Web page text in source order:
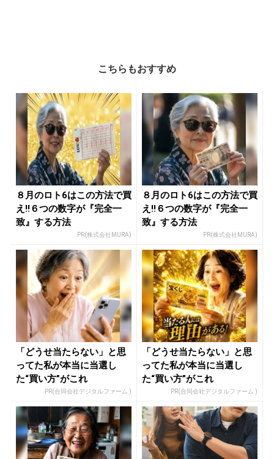
こちらもおすすめ
８月のロト6はこの方法で買
え!!６つの数字が『完全一
致』する方法
PR(株式会社MURA)
８月のロト6はこの方法で買
え!!６つの数字が『完全一
致』する方法
PR(株式会社MURA)
「どうせ当たらない」と思
ってた私が本当に当選し
た“買い方”がこれ
PR(合同会社デジタルファーム )
「どうせ当たらない」と思
ってた私が本当に当選し
た“買い方”がこれ
PR(合同会社デジタルファーム )